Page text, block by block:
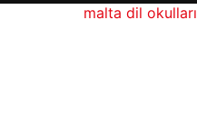
malta dil okulları